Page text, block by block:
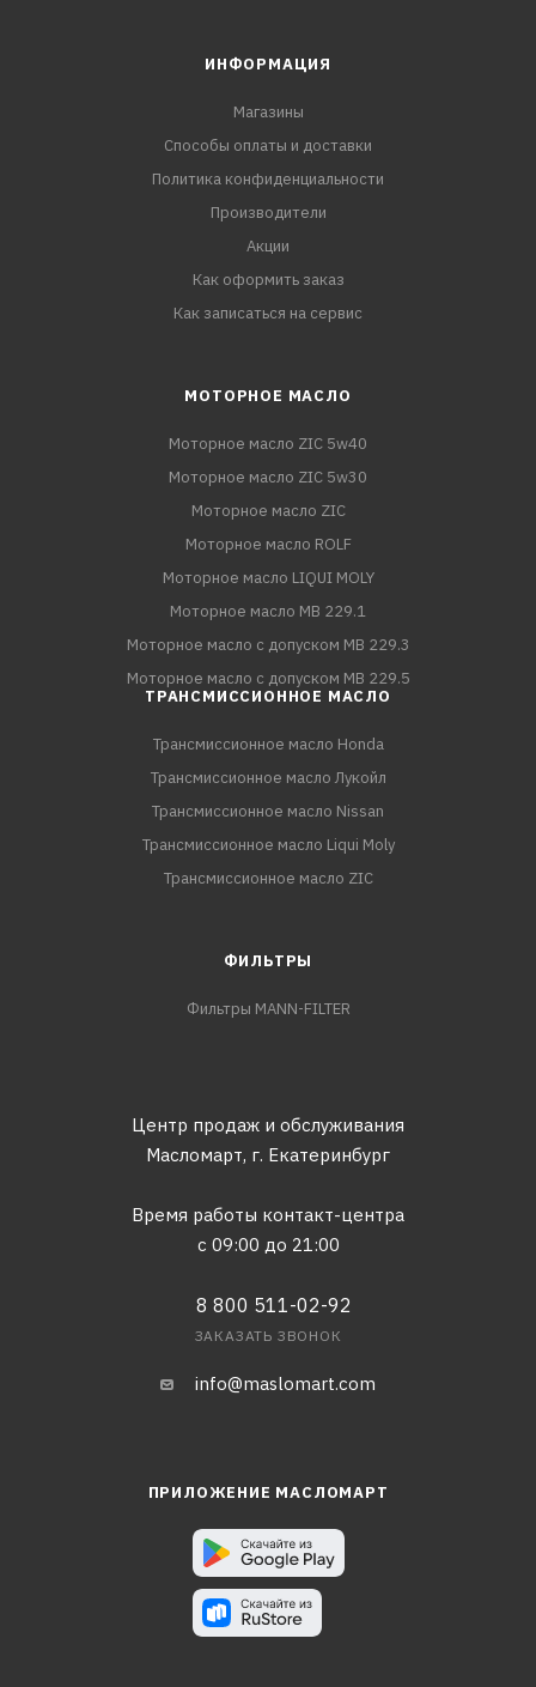
ИНФОРМАЦИЯ
Магазины
Способы оплаты и доставки
Политика конфиденциальности
Производители
Акции
Как оформить заказ
Как записаться на сервис
МОТОРНОЕ МАСЛО
Моторное масло ZIC 5w40
Моторное масло ZIC 5w30
Моторное масло ZIC
Моторное масло ROLF
Моторное масло LIQUI MOLY
Моторное масло MB 229.1
Моторное масло с допуском MB 229.3
Моторное масло с допуском MB 229.5
ТРАНСМИССИОННОЕ МАСЛО
Трансмиссионное масло Honda
Трансмиссионное масло Лукойл
Трансмиссионное масло Nissan
Трансмиссионное масло Liqui Moly
Трансмиссионное масло ZIC
ФИЛЬТРЫ
Фильтры MANN-FILTER
Центр продаж и обслуживания
Масломарт, г. Екатеринбург
Время работы контакт-центра
с 09:00 до 21:00
8 800 511-02-92
ЗАКАЗАТЬ ЗВОНОК
info@maslomart.com
ПРИЛОЖЕНИЕ МАСЛОМАРТ